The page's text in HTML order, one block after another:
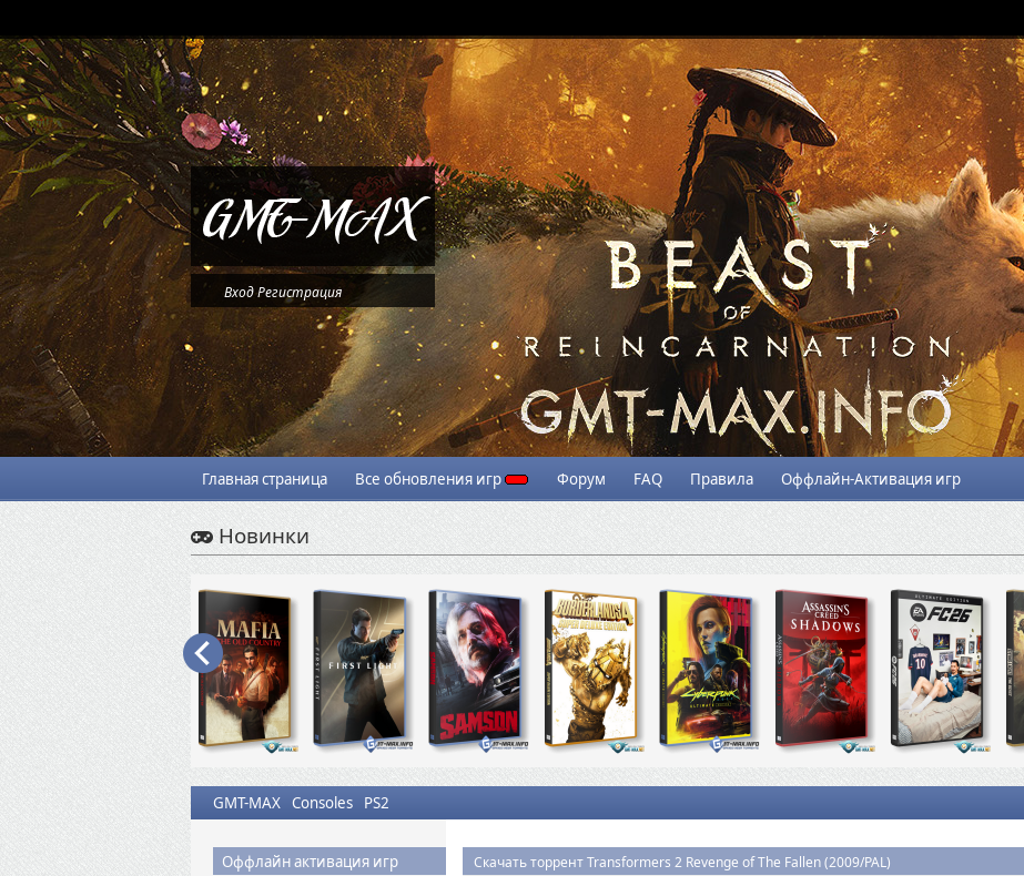
ВходРегистрация
Главная страница Все обновления игр Форум FAQ Правила Оффлайн-Активация игр
Новинки
GMT-MAX Consoles PS2
Оффлайн активация игр
Скачать торрент Transformers 2 Revenge of The Fallen (2009/PAL)